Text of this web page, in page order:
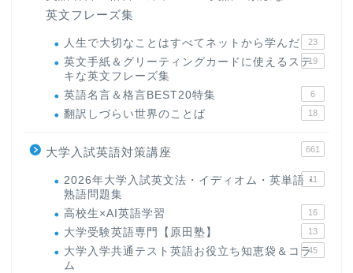
英文フレーズ集
人生で大切なことはすべてネットから学んだ 23
英文手紙＆グリーティングカードに使えるステ
キな英文フレーズ集
19
英語名言＆格言BEST20特集 6
翻訳しづらい世界のことば 18
大学入試英語対策講座 661
2026年大学入試英文法・イディオム・英単語・
熟語問題集
11
高校生×AI英語学習 16
大学受験英語専門【原田塾】 13
大学入学共通テスト英語お役立ち知恵袋＆コラ
ム
45